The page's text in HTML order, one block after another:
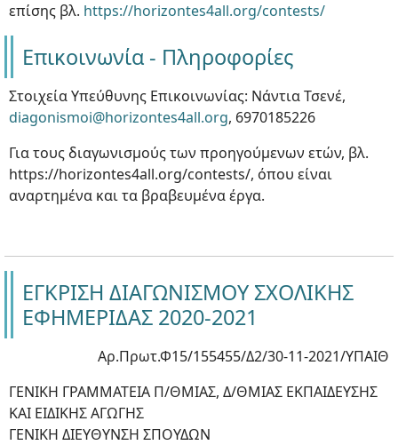
επίσης βλ. https://horizontes4all.org/contests/
Επικοινωνία - Πληροφορίες
Στοιχεία Υπεύθυνης Επικοινωνίας: Νάντια Τσενέ,
diagonismoi@horizontes4all.org, 6970185226
Για τους διαγωνισμούς των προηγούμενων ετών, βλ.
https://horizontes4all.org/contests/, όπου είναι
αναρτημένα και τα βραβευμένα έργα.
ΕΓΚΡΙΣΗ ΔΙΑΓΩΝΙΣΜΟΥ ΣΧΟΛΙΚΗΣ
ΕΦΗΜΕΡΙΔΑΣ 2020-2021
Αρ.Πρωτ.Φ15/155455/Δ2/30-11-2021/ΥΠΑΙΘ
ΓΕΝΙΚΗ ΓΡΑΜΜΑΤΕΙΑ Π/ΘΜΙΑΣ, Δ/ΘΜΙΑΣ ΕΚΠΑΙΔΕΥΣΗΣ
ΚΑΙ ΕΙΔΙΚΗΣ ΑΓΩΓΗΣ
ΓΕΝΙΚΗ ΔΙΕΥΘΥΝΣΗ ΣΠΟΥΔΩΝ